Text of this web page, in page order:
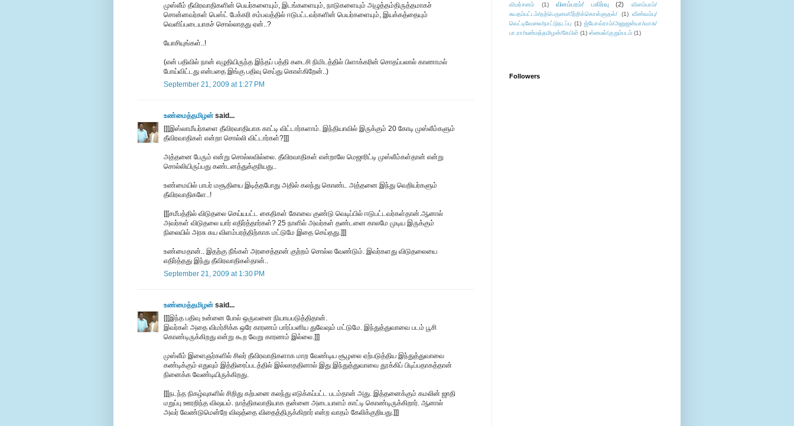
முஸ்லீம் தீவிரவாதிகளின் பெயர்களையும், இடங்களையும், நாடுகளையும் அழுத்தம்திருத்தமாகச்
சொன்னவர்கள் பெஸ்ட் பேக்கரி சம்பவத்தில் ஈடுபட்டவர்களின் பெயர்களையும், இயக்கத்தையும்
வெளிப்படையாகச் சொல்லாதது ஏன்..?
யோசியுங்கள்..!
(என் பதிவில் நான் எழுதியிருந்த இந்தப் பத்தி கடைசி நிமிடத்தில் பிளாக்கரின் சொதப்பலால் காணாமல்
போய்விட்டது என்பதை இங்கு பதிவு செய்து கொள்கிறேன்..)
September 21, 2009 at 1:27 PM
உண்மைத்தமிழன் said...
[[[இஸ்லாமீயர்களை தீவிரவாதியாக காட்டி விட்டார்களாம். இந்தியாவில் இருக்கும் 20 கோடி முஸ்லீம்களும்
தீவிரவாதிகள் என்றா சொல்லி விட்டார்கள்?]]]
அத்தனை பேரும் என்று சொல்லவில்லை. தீவிரவாதிகள் என்றாலே மெஜாரிட்டி முஸ்லீம்கள்தான் என்று
சொல்லியிருப்பது கண்டனத்துக்குரியது..
உண்மையில் பாபர் மசூதியை இடித்தபோது அதில் கலந்து கொண்ட அத்தனை இந்து வெறியர்களும்
தீவிரவாதிகளே..!
[[[சமீபத்தில் விடுதலை செய்யபட்ட கைதிகள் கோவை குண்டு வெடிப்பில் ஈடுபட்டவர்கள்தான்.ஆனால்
அவர்கள் விடுதலை யார் எதிர்த்தார்கள்? 25 நாளில் அவர்கள் தண்டனை காலமே முடிய இருக்கும்
நிலையில் அரசு சுய விளம்பரத்திற்காக மட்டுமே இதை செய்தது.]]]
உண்மைதான்.. இதற்கு நீங்கள் அரசைத்தான் குற்றம் சொல்ல வேண்டும். இவர்களது விடுதலையை
எதிர்த்தது இந்து தீவிரவாதிகள்தான்..
September 21, 2009 at 1:30 PM
உண்மைத்தமிழன் said...
[[[இந்த பதிவு உன்னை போல் ஒருவனை நியாயபடுத்திதான்.
இவர்கள் அதை விமர்சிக்க ஒரே காரணம் பார்ப்பனிய துவேஷம் மட்டுமே. இந்துத்துவாவை படம் பூசி
கொண்டிருக்கிறது என்று கூற வேறு காரணம் இல்லை.]]]
முஸ்லீம் இளைஞர்களில் சிலர் தீவிரவாதிகளாக மாற வேண்டிய சூழலை ஏற்படுத்திய இந்துத்துவாவை
கண்டிக்கும் எதுவும் இத்திரைப்படத்தில் இல்லாததினால் இது இந்துத்துவாவை தூக்கிப் பிடிப்பதாகத்தான்
நினைக்க வேண்டியிருக்கிறது.
[[[நடந்த நிகழ்வுகளில் சிறிது கற்பனை கலந்து எடுக்கப்பட்ட படம்தான் அது. இத்தனைக்கும் கமலின் ஜாதி
மறுப்பு ஊரறிந்த விஷயம். நாத்திகவாதியாக தன்னை அடையாளம் காட்டி கொண்டிருக்கிறார். ஆனால்
அவர் வேண்டுமென்றே விஷத்தை விதைத்திருக்கிறார் என்ற வாதம் கேலிக்குறியது.]]]
விமர்சனம்
(1) விளம்பரம்/ பகிர்வு (2)
விளம்பரம்/
சுயதம்பட்டம்/தற்பெருமை/பீற்றிக்கொள்ளுதல்/
(1) வீண்வம்பு/
வெட்டிவேலை/நாட்டுநடப்பு (1) ஜ்யோவ்ராம்/அனுஜன்யா/வாசு/
பா.ரா/உண்மத்தமிழன்/கேபிள் (1) ஸ்மைல்/குறும்படம் (1)
Followers